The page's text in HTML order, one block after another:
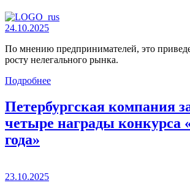
24.10.2025
По мнению предпринимателей, это
росту нелегального рынка.
Подробнее
Петербургская компания
четыре награды конкурса
года»
23.10.2025